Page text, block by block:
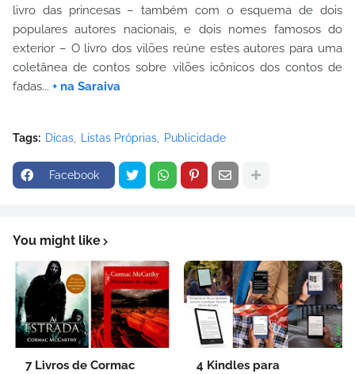
livro das princesas – também com o esquema de dois
populares autores nacionais, e dois nomes famosos do
exterior – O livro dos vilões reúne estes autores para uma
coletânea de contos sobre vilões icônicos dos contos de
fadas... + na Saraiva
Tags: Dicas Listas Próprias Publicidade
Facebook
You might like
7 Livros de Cormac
4 Kindles para